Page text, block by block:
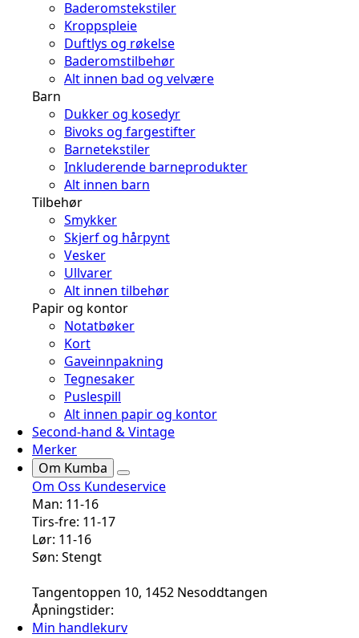
Baderomstekstiler
Kroppspleie
Duftlys og røkelse
Baderomstilbehør
Alt innen bad og velvære
Barn
Dukker og kosedyr
Bivoks og fargestifter
Barnetekstiler
Inkluderende barneprodukter
Alt innen barn
Tilbehør
Smykker
Skjerf og hårpynt
Vesker
Ullvarer
Alt innen tilbehør
Papir og kontor
Notatbøker
Kort
Gaveinnpakning
Tegnesaker
Puslespill
Alt innen papir og kontor
Second-hand & Vintage
Merker
Om Kumba
Om Oss Kundeservice
Man: 11-16
Tirs-fre: 11-17
Lør: 11-16
Søn: Stengt
Tangentoppen 10, 1452 Nesoddtangen
Åpningstider:
Min handlekurv